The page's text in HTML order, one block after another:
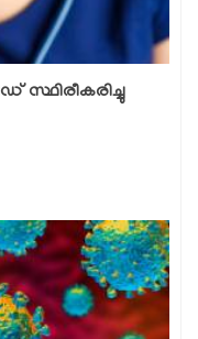
സ്ഥിരീകരിച്ചു